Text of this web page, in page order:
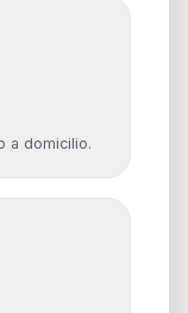
a domicilio.